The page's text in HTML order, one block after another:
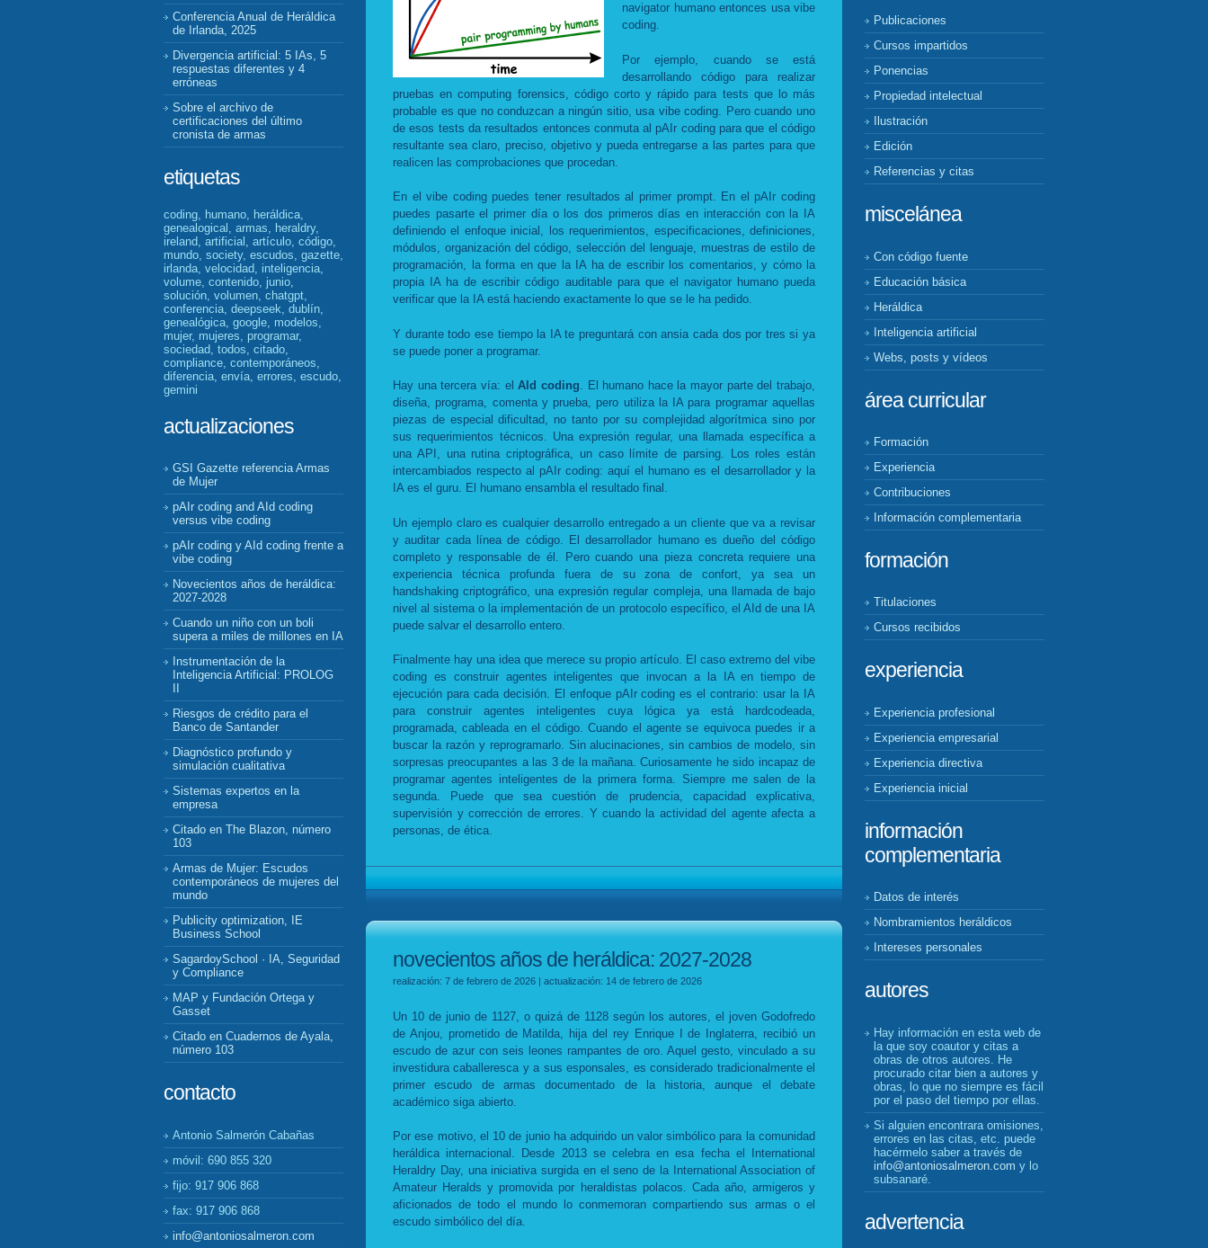
Conferencia Anual de Heráldica
de Irlanda, 2025
Divergencia artificial: 5 IAs, 5
respuestas diferentes y 4
erróneas
Sobre el archivo de
certificaciones del último
cronista de armas
etiquetas
coding, humano, heráldica,
genealogical, armas, heraldry,
ireland, artificial, artículo, código,
mundo, society, escudos, gazette,
irlanda, velocidad, inteligencia,
volume, contenido, junio,
solución, volumen, chatgpt,
conferencia, deepseek, dublín,
genealógica, google, modelos,
mujer, mujeres, programar,
sociedad, todos, citado,
compliance, contemporáneos,
diferencia, envía, errores, escudo,
gemini
actualizaciones
GSI Gazette referencia Armas
de Mujer
pAIr coding and AId coding
versus vibe coding
pAIr coding y AId coding frente a
vibe coding
Novecientos años de heráldica:
2027-2028
Cuando un niño con un boli
supera a miles de millones en IA
Instrumentación de la
Inteligencia Artificial: PROLOG
Riesgos de crédito para el
Banco de Santander
Diagnóstico profundo y
simulación cualitativa
Sistemas expertos en la
empresa
Citado en The Blazon, número
103
Armas de Mujer: Escudos
contemporáneos de mujeres del
mundo
Publicity optimization, IE
Business School
SagardoySchool · IA, Seguridad
y Compliance
MAP y Fundación Ortega y
Gasset
Citado en Cuadernos de Ayala,
número 103
contacto
Antonio Salmerón Cabañas
móvil: 690 855 320
fijo: 917 906 868
fax: 917 906 868
info@antoniosalmeron.com
navigator humano entonces usa vibe
coding.
Por ejemplo, cuando se está
desarrollando código para realizar
pruebas en computing forensics, código corto y rápido para tests que lo más
probable es que no conduzcan a ningún sitio, usa vibe coding. Pero cuando uno
de esos tests da resultados entonces conmuta al pAIr coding para que el código
resultante sea claro, preciso, objetivo y pueda entregarse a las partes para que
realicen las comprobaciones que procedan.
En el vibe coding puedes tener resultados al primer prompt. En el pAIr coding
puedes pasarte el primer día o los dos primeros días en interacción con la IA
definiendo el enfoque inicial, los requerimientos, especificaciones, definiciones,
módulos, organización del código, selección del lenguaje, muestras de estilo de
programación, la forma en que la IA ha de escribir los comentarios, y cómo la
propia IA ha de escribir código auditable para que el navigator humano pueda
verificar que la IA está haciendo exactamente lo que se le ha pedido.
Y durante todo ese tiempo la IA te preguntará con ansia cada dos por tres si ya
se puede poner a programar.
Hay una tercera vía: elAId coding. El humano hace la mayor parte del trabajo,
diseña, programa, comenta y prueba, pero utiliza la IA para programar aquellas
piezas de especial dificultad, no tanto por su complejidad algorítmica sino por
sus requerimientos técnicos. Una expresión regular, una llamada específica a
una API, una rutina criptográfica, un caso límite de parsing. Los roles están
intercambiados respecto al pAIr coding: aquí el humano es el desarrollador y la
IA es el guru. El humano ensambla el resultado final.
Un ejemplo claro es cualquier desarrollo entregado a un cliente que va a revisar
y auditar cada línea de código. El desarrollador humano es dueño del código
completo y responsable de él. Pero cuando una pieza concreta requiere una
experiencia técnica profunda fuera de su zona de confort, ya sea un
handshaking criptográfico, una expresión regular compleja, una llamada de bajo
nivel al sistema o la implementación de un protocolo específico, el AId de una IA
puede salvar el desarrollo entero.
Finalmente hay una idea que merece su propio artículo. El caso extremo del vibe
coding es construir agentes inteligentes que invocan a la IA en tiempo de
ejecución para cada decisión. El enfoque pAIr coding es el contrario: usar la IA
para construir agentes inteligentes cuya lógica ya está hardcodeada,
programada, cableada en el código. Cuando el agente se equivoca puedes ir a
buscar la razón y reprogramarlo. Sin alucinaciones, sin cambios de modelo, sin
sorpresas preocupantes a las 3 de la mañana. Curiosamente he sido incapaz de
programar agentes inteligentes de la primera forma. Siempre me salen de la
segunda. Puede que sea cuestión de prudencia, capacidad explicativa,
supervisión y corrección de errores. Y cuando la actividad del agente afecta a
personas, de ética.
novecientos años de heráldica: 2027-2028
realización: 7 de febrero de 2026 | actualización: 14 de febrero de 2026
Un 10 de junio de 1127, o quizá de 1128 según los autores, el joven Godofredo
de Anjou, prometido de Matilda, hija del rey Enrique I de Inglaterra, recibió un
escudo de azur con seis leones rampantes de oro. Aquel gesto, vinculado a su
investidura caballeresca y a sus esponsales, es considerado tradicionalmente el
primer escudo de armas documentado de la historia, aunque el debate
académico siga abierto.
Por ese motivo, el 10 de junio ha adquirido un valor simbólico para la comunidad
heráldica internacional. Desde 2013 se celebra en esa fecha el International
Heraldry Day, una iniciativa surgida en el seno de la International Association of
Amateur Heralds y promovida por heraldistas polacos. Cada año, armigeros y
aficionados de todo el mundo lo conmemoran compartiendo sus armas o el
escudo simbólico del día.
Publicaciones
Cursos impartidos
Ponencias
Propiedad intelectual
Ilustración
Edición
Referencias y citas
miscelánea
Con código fuente
Educación básica
Heráldica
Inteligencia artificial
Webs, posts y vídeos
área curricular
Formación
Experiencia
Contribuciones
Información complementaria
formación
Titulaciones
Cursos recibidos
experiencia
Experiencia profesional
Experiencia empresarial
Experiencia directiva
Experiencia inicial
información
complementaria
Datos de interés
Nombramientos heráldicos
Intereses personales
autores
Hay información en esta web de
la que soy coautor y citas a
obras de otros autores. He
procurado citar bien a autores y
obras, lo que no siempre es fácil
por el paso del tiempo por ellas.
Si alguien encontrara omisiones,
errores en las citas, etc. puede
hacérmelo saber a través de
info@antoniosalmeron.com y lo
subsanaré.
advertencia